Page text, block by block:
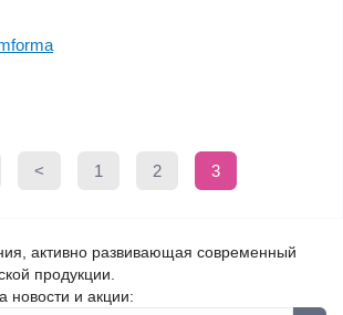
< 1 2 3
активно развивающая современный
продукции.
новости и акции: